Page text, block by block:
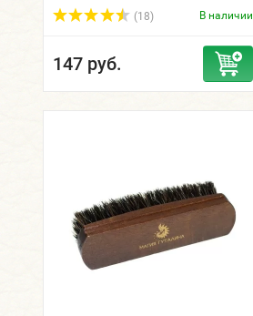
(18) В наличии
147 руб.